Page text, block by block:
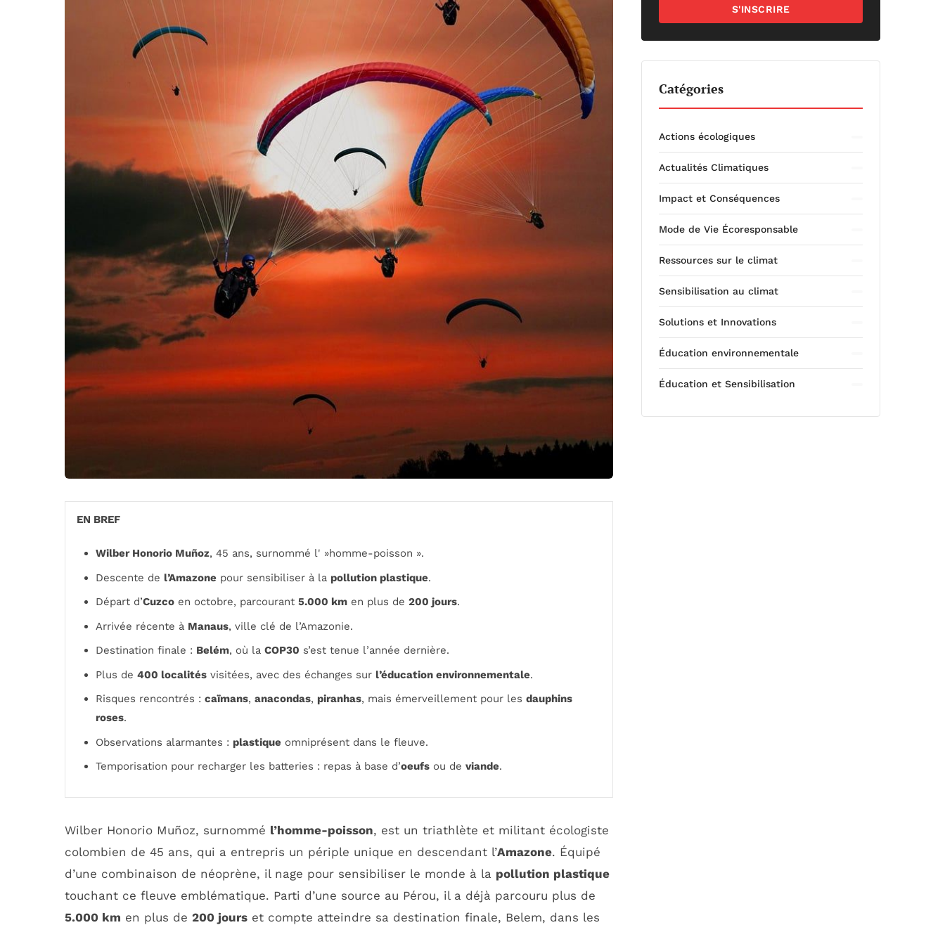
EN BREF
Wilber Honorio Muñoz, 45 ans, surnommé l' »homme-poisson ».
Descente de l’Amazone pour sensibiliser à la pollution plastique.
Départ d’Cuzco en octobre, parcourant 5.000 km en plus de 200 jours.
Arrivée récente à Manaus, ville clé de l’Amazonie.
Destination finale : Belém, où la COP30 s’est tenue l’année dernière.
Plus de 400 localités visitées, avec des échanges sur l’éducation environnementale.
Risques rencontrés : caïmans, anacondas, piranhas, mais émerveillement pour les dauphins
roses.
Observations alarmantes : plastique omniprésent dans le fleuve.
Temporisation pour recharger les batteries : repas à base d’oeufs ou de viande.
Wilber Honorio Muñoz, surnommé l’homme-poisson, est un triathlète et militant écologiste
colombien de 45 ans, qui a entrepris un périple unique en descendant l’Amazone. Équipé
d’une combinaison de néoprène, il nage pour sensibiliser le monde à la pollution plastique
touchant ce fleuve emblématique. Parti d’une source au Pérou, il a déjà parcouru plus de
5.000 km en plus de 200 jours et compte atteindre sa destination finale, Belem, dans les
S'INSCRIRE
Catégories
Actions écologiques
Actualités Climatiques
Impact et Conséquences
Mode de Vie Écoresponsable
Ressources sur le climat
Sensibilisation au climat
Solutions et Innovations
Éducation environnementale
Éducation et Sensibilisation